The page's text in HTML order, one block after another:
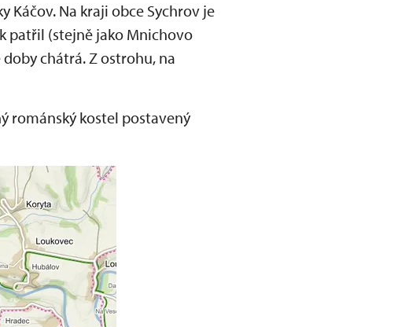
Káčov. Na kraji obce Sychrov je
patřil (stejně jako Mnichovo
chátrá. Z ostrohu, na
románský kostel postavený